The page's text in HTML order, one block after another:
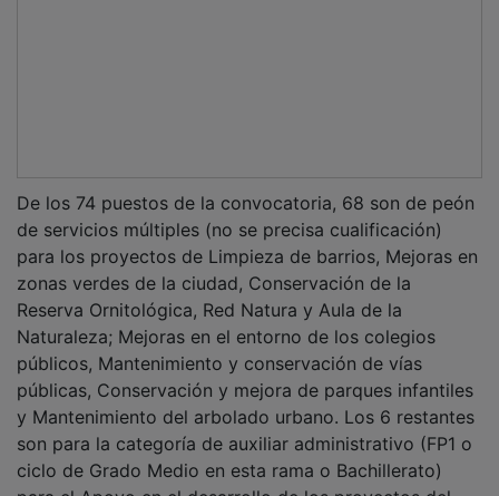
de servicios múltiples (no se precisa cualificación)
para los proyectos de Limpieza de barrios, Mejoras en
zonas verdes de la ciudad, Conservación de la
Reserva Ornitológica, Red Natura y Aula de la
Naturaleza; Mejoras en el entorno de los colegios
públicos, Mantenimiento y conservación de vías
públicas, Conservación y mejora de parques infantiles
y Mantenimiento del arbolado urbano. Los 6 restantes
son para la categoría de auxiliar administrativo (FP1 o
ciclo de Grado Medio en esta rama o Bachillerato)
para el Apoyo en el desarrollo de los proyectos del